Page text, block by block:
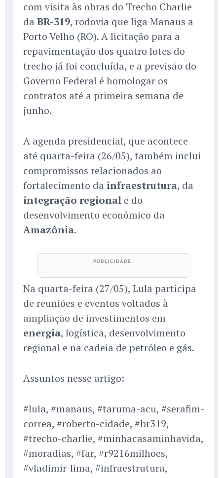
com visita às obras do Trecho Charlie
da BR-319, rodovia que liga Manaus a
Porto Velho (RO). A licitação para a
repavimentação dos quatro lotes do
trecho já foi concluída, e a previsão do
Governo Federal é homologar os
contratos até a primeira semana de
junho.
A agenda presidencial, que acontece
até quarta-feira (26/05), também inclui
compromissos relacionados ao
fortalecimento da infraestrutura, da
integração regional e do
desenvolvimento econômico da
Amazônia.
Na quarta-feira (27/05), Lula participa
de reuniões e eventos voltados à
ampliação de investimentos em
energia, logística, desenvolvimento
regional e na cadeia de petróleo e gás.
Assuntos nesse artigo:
#lula, #manaus, #taruma-acu, #serafim-
correa, #roberto-cidade, #br319,
#trecho-charlie, #minhacasaminhavida,
#moradias, #far, #r9216milhoes,
#vladimir-lima, #infraestrutura,